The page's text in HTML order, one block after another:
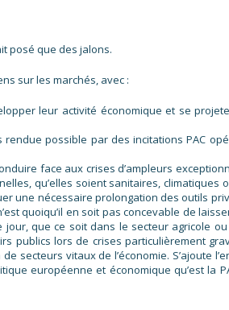
posé que des jalons.
sur les marchés, avec :
leur activité économique et se
possible par des incitations PAC
face aux crises d’ampleurs
qu’elles soient sanitaires, climatiques
une nécessaire prolongation des outils
quoiqu’il en soit pas concevable de
que ce soit dans le secteur agricole
publics lors de crises particulièrement
vitaux de l’économie. S’ajoute
européenne et économique qu’est la